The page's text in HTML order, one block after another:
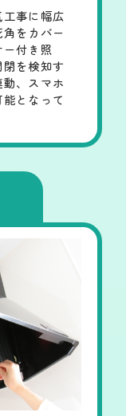
事に幅広
をカバー
付き照
を検知す
、スマホ
となって